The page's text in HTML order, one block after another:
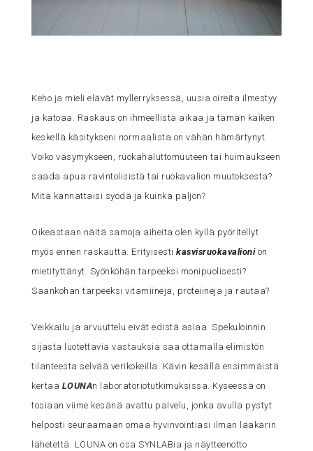
Keho ja mieli elävät myllerryksessä, uusia oireita ilmestyy
ja katoaa. Raskaus on ihmeellistä aikaa ja tämän kaiken
keskellä käsitykseni normaalista on vähän hämärtynyt.
Voiko väsymykseen, ruokahaluttomuuteen tai huimaukseen
saada apua ravintolisistä tai ruokavalion muutoksesta?
Mitä kannattaisi syödä ja kuinka paljon?
Oikeastaan näitä samoja aiheita olen kyllä pyöritellyt
myös ennen raskautta. Erityisestikasvisruokavalionion
mietityttänyt. Syönköhän tarpeeksi monipuolisesti?
Saankohan tarpeeksi vitamiineja, proteiineja ja rautaa?
Veikkailu ja arvuuttelu eivät edistä asiaa. Spekuloinnin
sijasta luotettavia vastauksia saa ottamalla elimistön
tilanteesta selvää verikokeilla. Kävin kesällä ensimmäistä
kertaa LOUNAn laboratoriotutkimuksissa. Kyseessä on
tosiaan viime kesänä avattu palvelu, jonka avulla pystyt
helposti seuraamaan omaa hyvinvointiasi ilman lääkärin
lähetettä. LOUNA on osa SYNLABia ja näytteenotto